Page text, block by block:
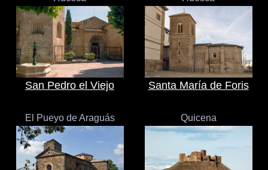
San Pedro el Viejo Santa María de Foris
El Pueyo de Araguás Quicena